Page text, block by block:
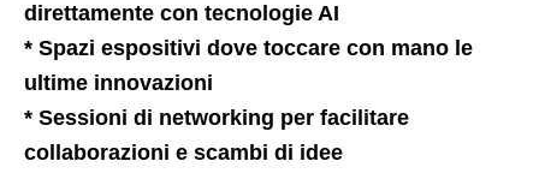
direttamente con tecnologie AI
* Spazi espositivi dove toccare con mano le
ultime innovazioni
* Sessioni di networking per facilitare
collaborazioni e scambi di idee